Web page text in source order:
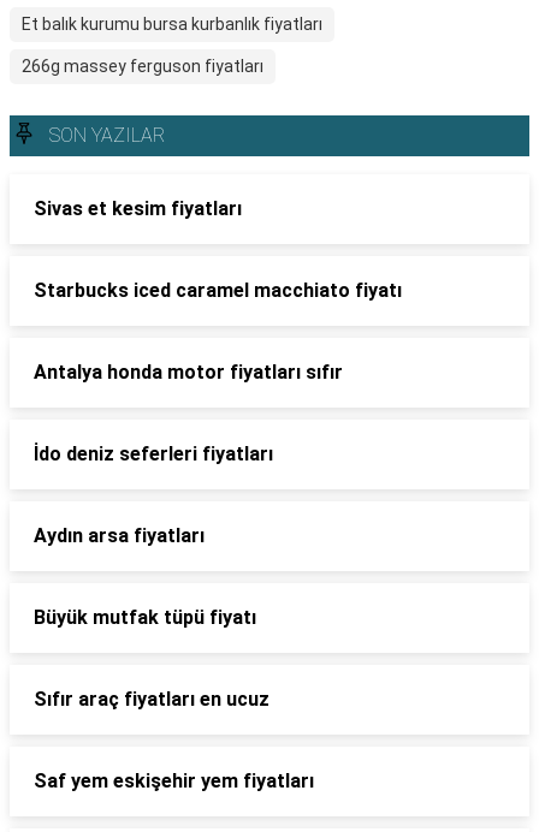
Et balık kurumu bursa kurbanlık fiyatları
266g massey ferguson fiyatları
SON YAZILAR
Sivas et kesim fiyatları
Starbucks iced caramel macchiato fiyatı
Antalya honda motor fiyatları sıfır
İdo deniz seferleri fiyatları
Aydın arsa fiyatları
Büyük mutfak tüpü fiyatı
Sıfır araç fiyatları en ucuz
Saf yem eskişehir yem fiyatları